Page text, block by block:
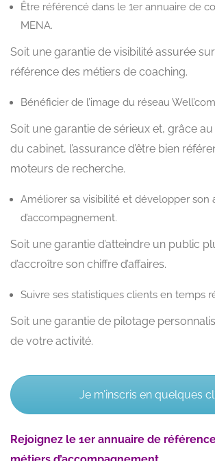
Être référencé dans le 1er annuaire de
MENA.
Soit une garantie de visibilité assurée
référence des métiers de coaching.
Bénéficier de l’image du réseau
Soit une garantie de sérieux et, grâce
du cabinet, l’assurance d’être bien
moteurs de recherche.
Améliorer sa visibilité et développer son
d’accompagnement.
Soit une garantie d’atteindre un public
d’accroître son chiffre d’affaires.
Suivre ses statistiques clients en temps
Soit une garantie de pilotage
de votre activité.
Je m’inscris en quelques
Rejoignez le 1er annuaire de